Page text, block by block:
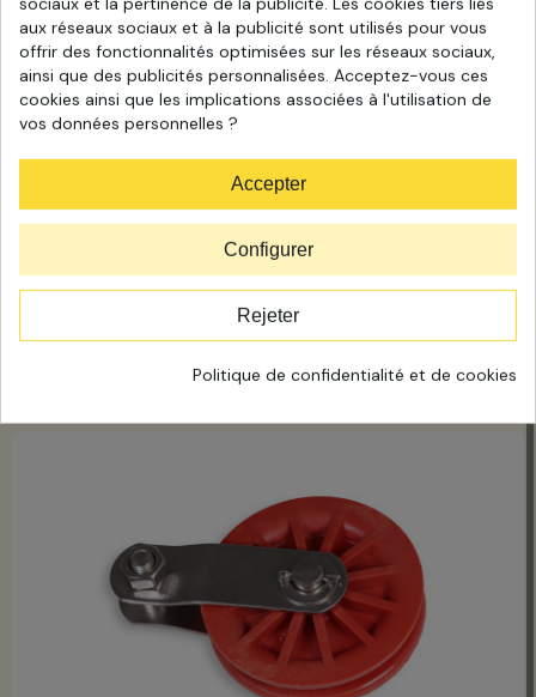
Poulie de renvoi à chape galva charges lourdes Réa nylon
7,74 €HT
Ajouter au panier
aux réseaux sociaux et à la publicité sont utilisés pour vous
offrir des fonctionnalités optimisées sur les réseaux sociaux,
ainsi que des publicités personnalisées. Acceptez-vous ces
cookies ainsi que les implications associées à l'utilisation de
vos données personnelles ?
Accepter
Configurer
Rejeter
Politique de confidentialité et de cookies